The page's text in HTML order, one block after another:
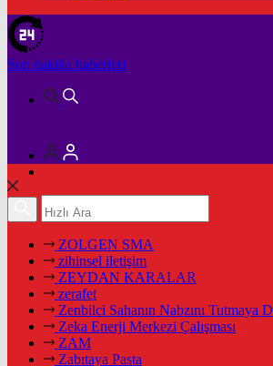
Son dakika haberleri
ZOLGEN SMA
zihinsel iletişim
ZEYDAN KARALAR
zerafet
Zenbilci Sahanın Nabzını Tutmaya
Zeka Enerji Merkezi Çalışması
ZAM
Zabıtaya Pasta